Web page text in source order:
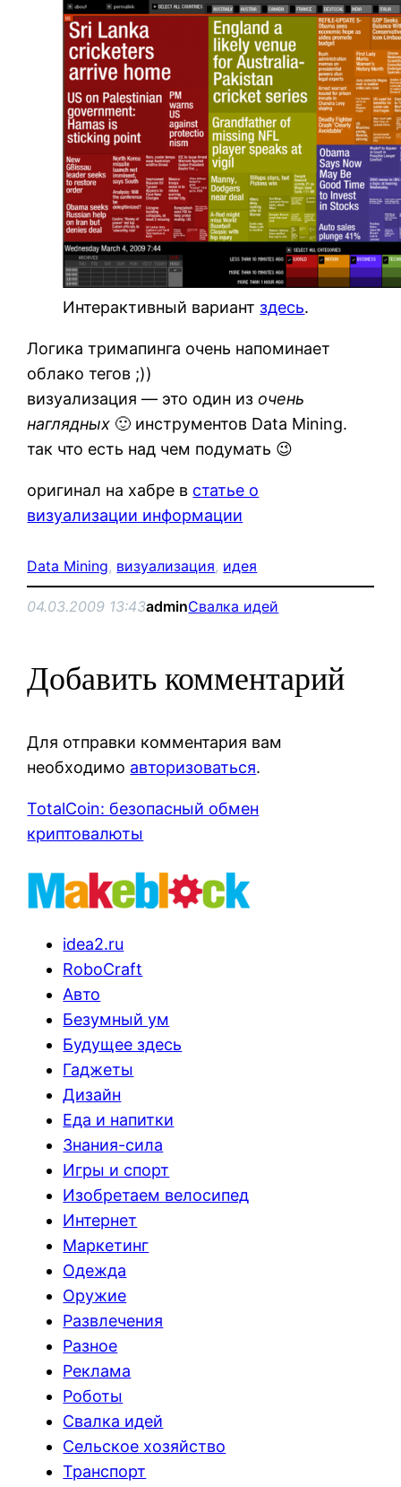
Интерактивный вариант здесь.
Логика тримапинга очень напоминает
облако тегов ;))
визуализация — это один из очень
наглядных 🙂 инструментов Data Mining.
так что есть над чем подумать 😉
оригинал на хабре в статье о
визуализации информации
Data Mining, визуализация, идея
04.03.2009 13:43adminСвалка идей
Добавить комментарий
Для отправки комментария вам
необходимо авторизоваться.
TotalCoin: безопасный обмен
криптовалюты
idea2.ru
RoboCraft
Авто
Безумный ум
Будущее здесь
Гаджеты
Дизайн
Еда и напитки
Знания-сила
Игры и спорт
Изобретаем велосипед
Интернет
Маркетинг
Одежда
Оружие
Развлечения
Разное
Реклама
Роботы
Свалка идей
Сельское хозяйство
Транспорт